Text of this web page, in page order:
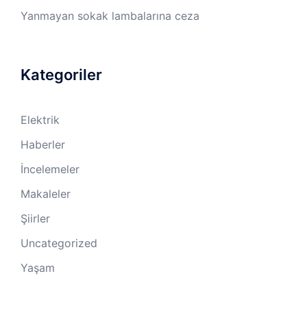
Yanmayan sokak lambalarına ceza
Kategoriler
Elektrik
Haberler
İncelemeler
Makaleler
Şiirler
Uncategorized
Yaşam